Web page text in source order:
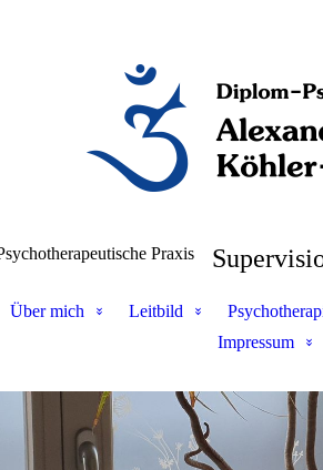
Praxis
Über mich Leitbild
Impressum